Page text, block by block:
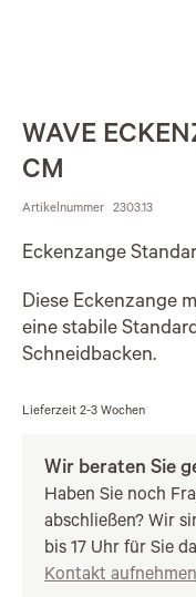
WAVE
CM
Artikelnummer 2303.13
Eckenzange
Diese Eckenzange
eine stabile
Schneidbacken.
Lieferzeit 2-3 Wochen
Wir beraten Sie
Haben Sie noch
abschließen? Wir
bis 17 Uhr für Sie
Kontakt aufnehmen